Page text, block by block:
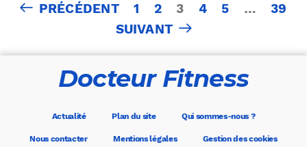
des
publications
PRÉCÉDENT 1 2 3 4 5 …
39
SUIVANT
Docteur Fitness
Actualité Plan du site Qui sommes-nous ?
Nous contacter Mentions légales Gestion des cookies